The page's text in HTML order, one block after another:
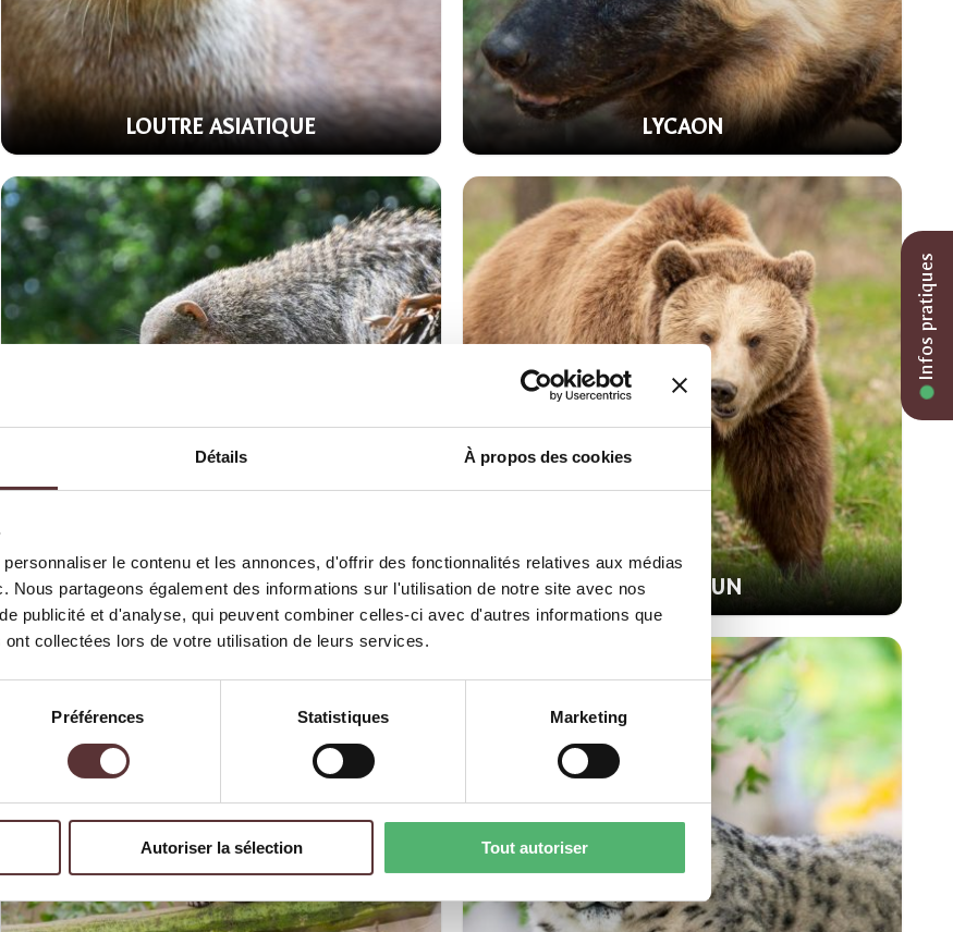
Détails À propos des cookies
le contenu et les annonces, d'offrir des fonctionnalités relatives aux médias
Nous partageons également des informations sur l'utilisation de notre site avec nos
publicité et d'analyse, qui peuvent combiner celles-ci avec d'autres informations que
collectées lors de votre utilisation de leurs services.
Préférences Statistiques Marketing
Autoriser la sélection Tout autoriser
LOUTRE ASIATIQUE LYCAON
MANGOUSTE RAYÉE OURS BRUN
Infos pratiques